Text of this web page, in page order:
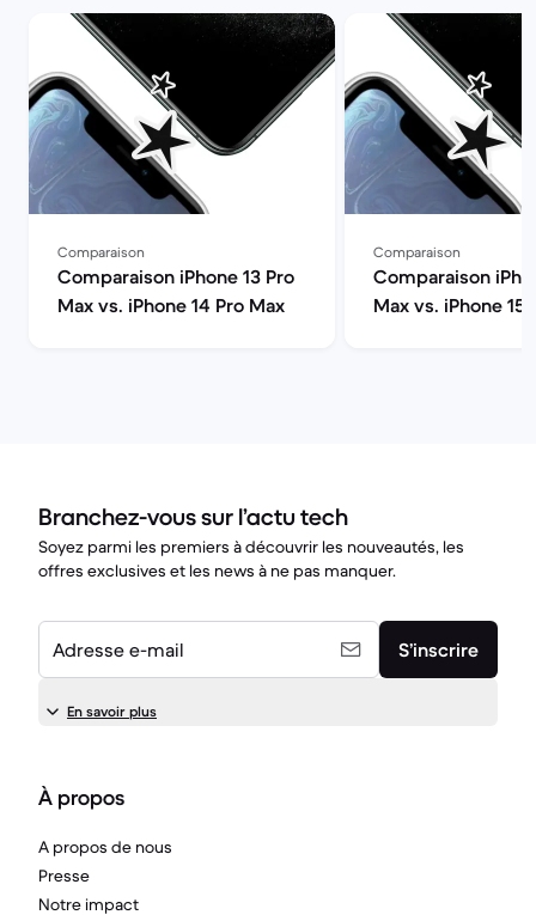
Comparaison
Comparaison iPhone 13 Pro
Max vs. iPhone 14 Pro Max
Comparaison
Comparaison
Max vs. iPhone 15
Branchez-vous sur l’actu tech
Soyez parmi les premiers à découvrir les nouveautés, les
offres exclusives et les news à ne pas manquer.
Adresse e-mail S’inscrire
En savoir plus
À propos
A propos de nous
Presse
Notre impact